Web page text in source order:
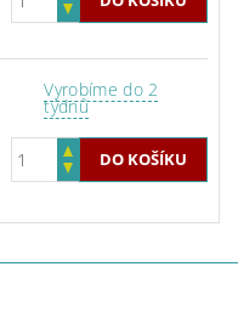
Vyrobíme do 2
týdnů